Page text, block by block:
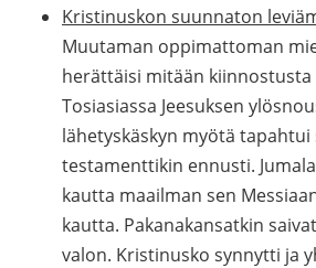
Kristinuskon suunnaton
Muutaman oppimattoman
herättäisi mitään kiinnostusta
Tosiasiassa Jeesuksen
lähetyskäskyn myötä tapahtui
testamenttikin ennusti.
kautta maailman sen
kautta. Pakanakansatkin
valon. Kristinusko synnytti ja